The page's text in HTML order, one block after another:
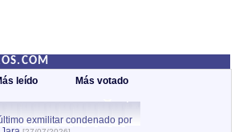
leído Más votado
exmilitar condenado por